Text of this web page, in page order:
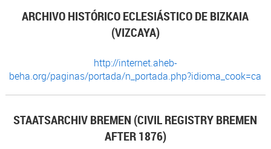
ARCHIVO HISTÓRICO ECLESIÁSTICO DE BIZKAIA
(VIZCAYA)
http://internet.aheb-
beha.org/paginas/portada/n_portada.php?idioma_cook=ca
STAATSARCHIV BREMEN (CIVIL REGISTRY BREMEN
AFTER 1876)